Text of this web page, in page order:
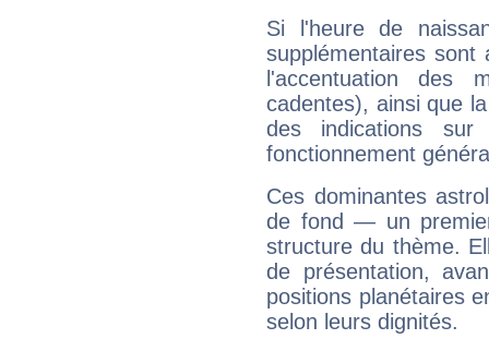
Si l'heure de
supplémentaires sont
l'accentuation des
cadentes), ainsi que
des indications sur
fonctionnement
Ces dominantes
de fond — un
structure du thème.
de présentation,
positions planétaires
selon leurs dignités.